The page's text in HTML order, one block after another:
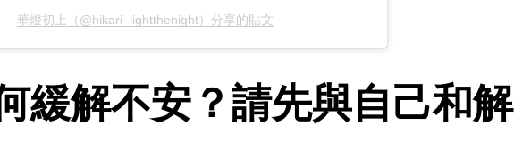
華燈初上（@hikari_lightthenight）分享的貼文
緩解不安？請先與自己和解